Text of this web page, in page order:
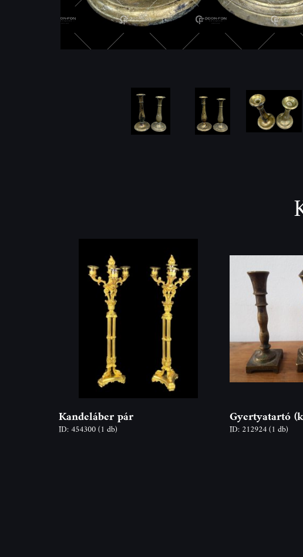
Kandeláber pár
ID: 454300(1 db)
Gyertyatartó
ID: 212924(1 db)